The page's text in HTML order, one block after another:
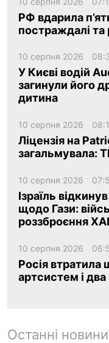
РФ вдарила
постраждалі та
10 серпня 2026
У Києві водій
загинули його
дитина
10 серпня 2026
Ліцензія на
загальмувала:
10 серпня 2026
Ізраїль
щодо Гази:
роззброєння
10 серпня 2026
Росія втратила
артсистем і
Останні новини